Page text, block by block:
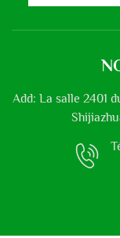
Add: La salle 2401